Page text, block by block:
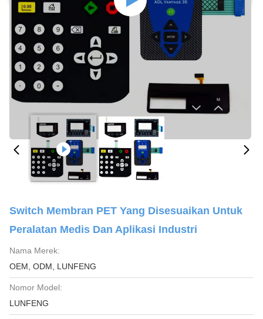
Switch Membran PET Yang Disesuaikan Untuk
Peralatan Medis Dan Aplikasi Industri
Nama Merek:
OEM, ODM, LUNFENG
Nomor Model:
LUNFENG